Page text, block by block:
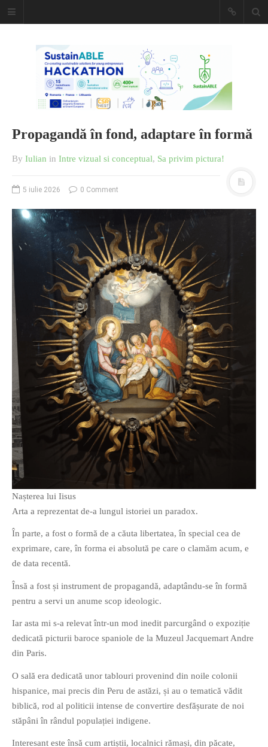
Caiet de
insemnari
DESCARCĂ!
O poveste in care sexul se
confunda cu dragostea,
cinismul cu idealismul si
poezia cu umorul.
DESCARCĂ!
If you like movies, words and
mind games, then this is the
book for you. Take the
own acrostics and describing
famous movies by using the
very letters of their titles!
RASFOIESTE
Propagandă în fond, adaptare în formă
By Iulian in Intre vizual si conceptual, Sa privim pictura!
5 iulie 2026 0 Comment
Nașterea lui Iisus
Arta a reprezentat de-a lungul istoriei un paradox.
În parte, a fost o formă de a căuta libertatea, în special cea de
exprimare, care, în forma ei absolută pe care o clamăm acum, e
de data recentă.
Însă a fost și instrument de propagandă, adaptându-se în formă
pentru a servi un anume scop ideologic.
Iar asta mi s-a relevat într-un mod inedit parcurgând o expoziție
dedicată picturii baroce spaniole de la Muzeul Jacquemart Andre
din Paris.
O sală era dedicată unor tablouri provenind din noile colonii
hispanice, mai precis din Peru de astăzi, și au o tematică vădit
biblică, rod al politicii intense de convertire desfășurate de noi
stăpâni în rândul populației indigene.
Interesant este însă cum artiștii, localnici rămași, din păcate,